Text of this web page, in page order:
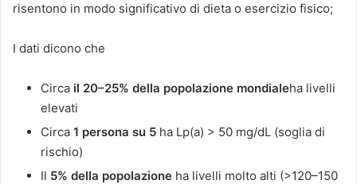
risentono in modo significativo di dieta o esercizio fisico;
I dati dicono che
Circa il 20–25% della popolazione mondialeha livelli
elevati
Circa 1 persona su 5 ha Lp(a) > 50 mg/dL (soglia di
rischio)
Il 5% della popolazione ha livelli molto alti (>120–150